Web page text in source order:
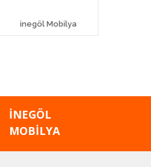
inegöl Mobilya
İNEGÖL
MOBILYA